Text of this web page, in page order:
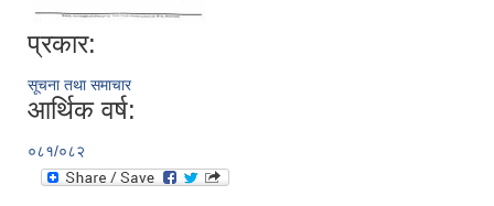
प्रकार:
सूचना तथा समाचार
आर्थिक वर्ष:
०८१/०८२